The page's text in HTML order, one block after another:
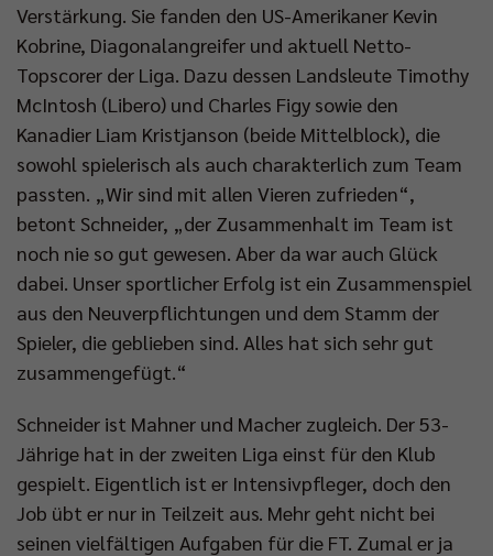
Verstärkung. Sie fanden den US-Amerikaner Kevin
Kobrine, Diagonalangreifer und aktuell Netto-
Topscorer der Liga. Dazu dessen Landsleute Timothy
McIntosh (Libero) und Charles Figy sowie den
Kanadier Liam Kristjanson (beide Mittelblock), die
sowohl spielerisch als auch charakterlich zum Team
passten. „Wir sind mit allen Vieren zufrieden“,
betont Schneider, „der Zusammenhalt im Team ist
noch nie so gut gewesen. Aber da war auch Glück
dabei. Unser sportlicher Erfolg ist ein Zusammenspiel
aus den Neuverpflichtungen und dem Stamm der
Spieler, die geblieben sind. Alles hat sich sehr gut
zusammengefügt.“
Schneider ist Mahner und Macher zugleich. Der 53-
Jährige hat in der zweiten Liga einst für den Klub
gespielt. Eigentlich ist er Intensivpfleger, doch den
Job übt er nur in Teilzeit aus. Mehr geht nicht bei
seinen vielfältigen Aufgaben für die FT. Zumal er ja